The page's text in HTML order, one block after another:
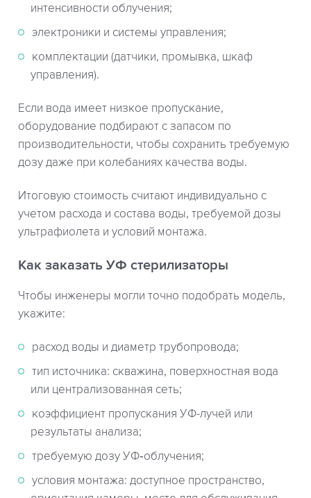
интенсивности облучения;
электроники и системы управления;
комплектации (датчики, промывка, шкаф
управления).
Если вода имеет низкое пропускание,
оборудование подбирают с запасом по
производительности, чтобы сохранить требуемую
дозу даже при колебаниях качества воды.
Итоговую стоимость считают индивидуально с
учетом расхода и состава воды, требуемой дозы
ультрафиолета и условий монтажа.
Как заказать УФ стерилизаторы
Чтобы инженеры могли точно подобрать модель,
укажите:
расход воды и диаметр трубопровода;
тип источника: скважина, поверхностная вода
или централизованная сеть;
коэффициент пропускания УФ-лучей или
результаты анализа;
требуемую дозу УФ‑облучения;
условия монтажа: доступное пространство,